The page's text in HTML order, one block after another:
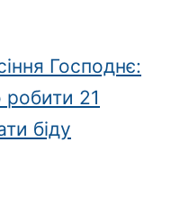
Господнє:
21
біду